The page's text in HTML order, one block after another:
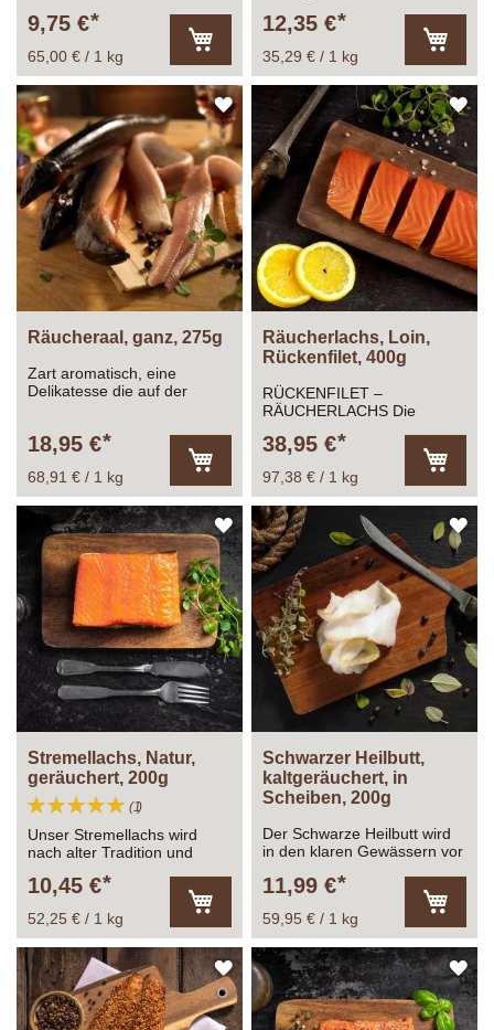
9,75 €
65,00 € / 1 kg
den
Warenkorb
12,35 €
35,29 € / 1 kg
den
ZUR
WUNSCHLISTE
HINZUFÜGEN
Räucheraal, ganz, 275g
Zart aromatisch, eine
Delikatesse die auf der
18,95 €
68,91 € / 1 kg
den
Warenkorb
Räucherlachs, Loin,
Rückenfilet, 400g
RÜCKENFILET –
RÄUCHERLACHS Die
frischen Lachse ist das
Ergebnis vom Lebensraum
in den klaren Gewässern
Norwegens und der
langjährigen Partnerschaft
mit unseren norwegischen
Züchtern
38,95 €
97,38 € / 1 kg
den
ZUR
WUNSCHLISTE
HINZUFÜGEN
Stremellachs, Natur,
geräuchert, 200g
Bewertung:
1
Unser Stremellachs wird
nach alter Tradition und
zubereitet.
10,45 €
52,25 € / 1 kg
den
Warenkorb
Schwarzer Heilbutt,
kaltgeräuchert, in
Scheiben, 200g
Der Schwarze Heilbutt wird
in den klaren Gewässern vor
11,99 €
59,95 € / 1 kg
den
ZUR
WUNSCHLISTE